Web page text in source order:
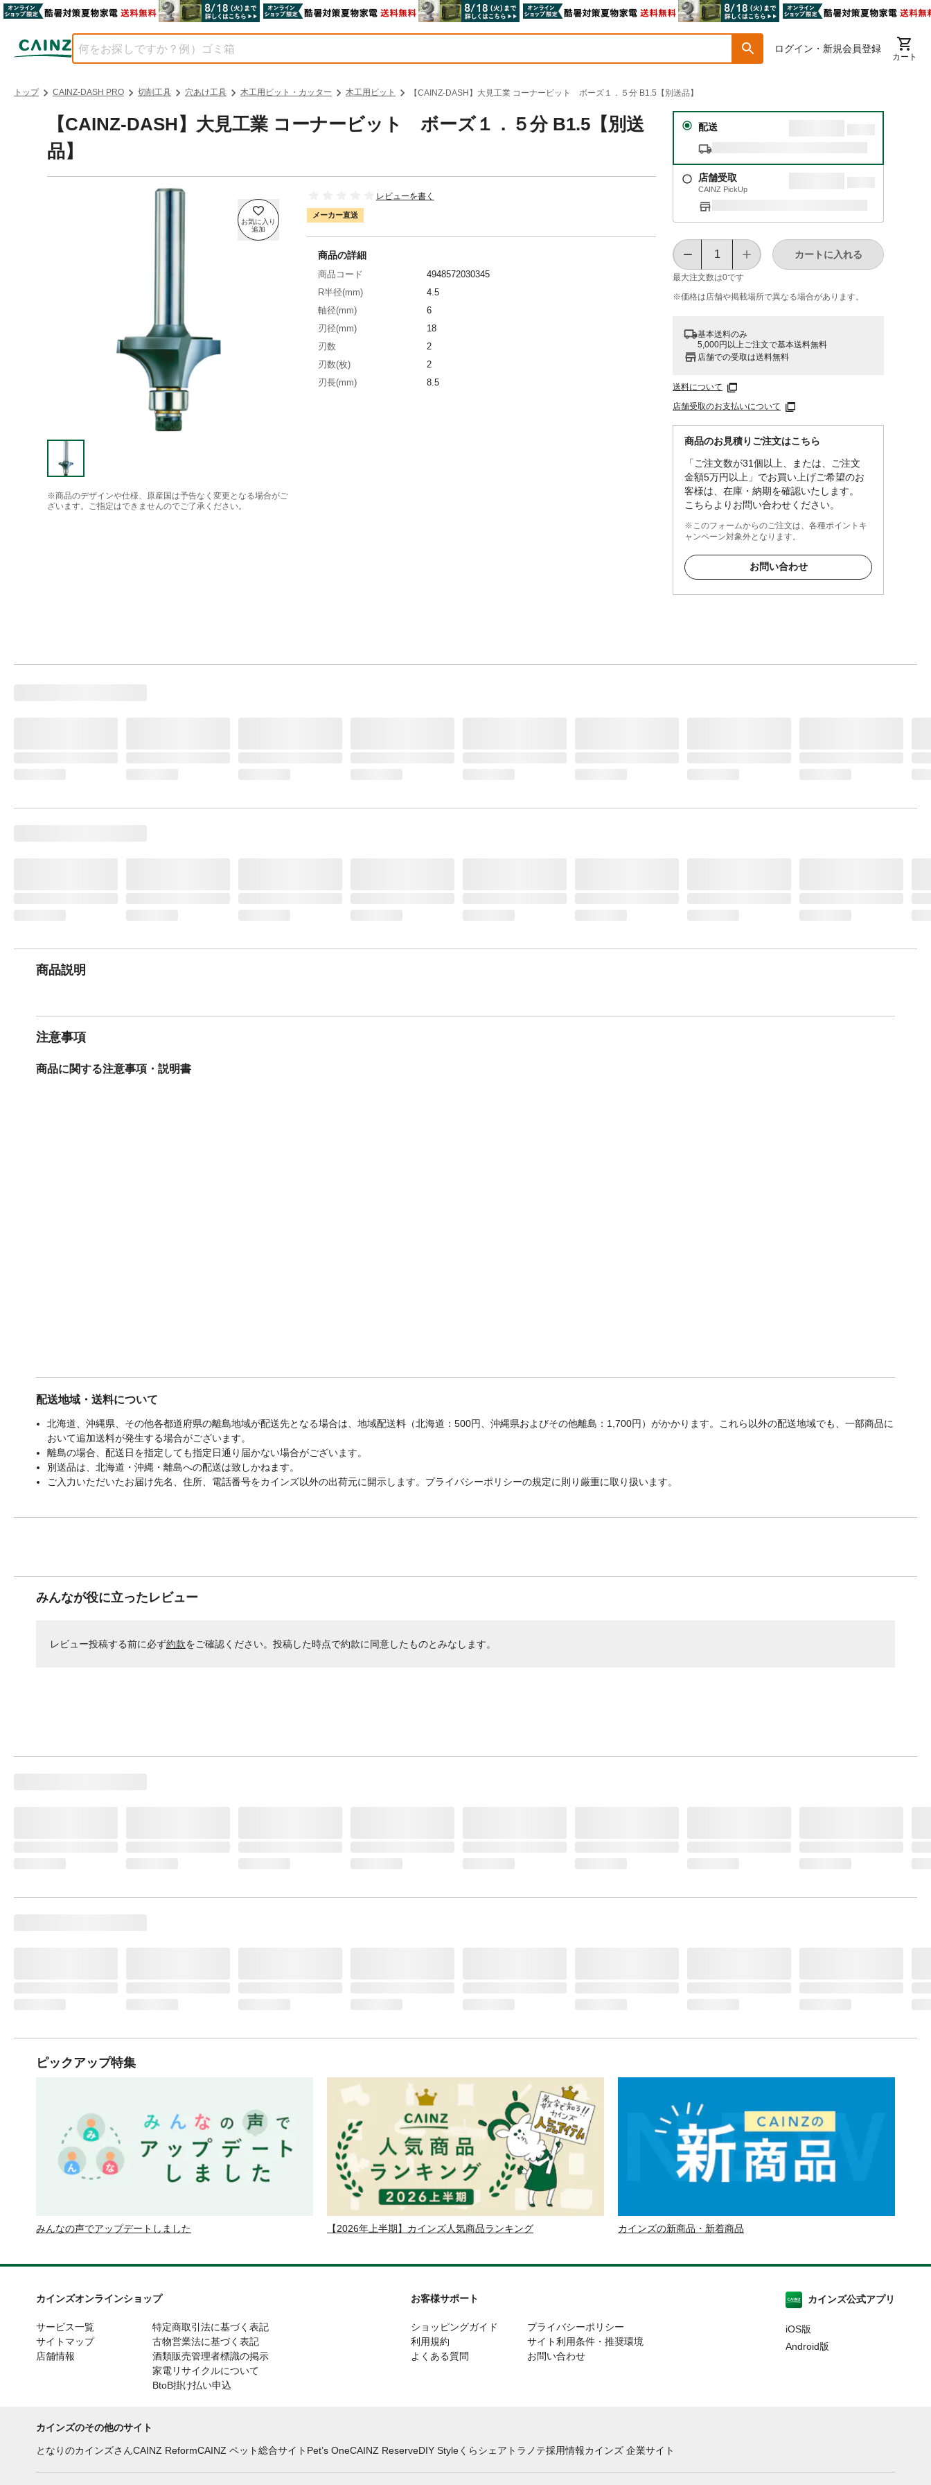
ログイン・新規会員登録
カート
トップ CAINZ-DASH PRO 切削工具 穴あけ工具 木工用ビット・カッター 木工用ビット 【CAINZ-DASH】大見工業 コーナービット ボーズ１．５分 B1.5【別送品】
【CAINZ-DASH】大見工業 コーナービット ボーズ１．５分 B1.5【別送
品】
※商品のデザインや仕様、原産国は予告なく変更となる場合がご
ざいます。ご指定はできませんのでご了承ください。
レビューを書く
メーカー直送
配送
店舗受取
CAINZ PickUp
最大注文数は0です
カートに入れる
※価格は​店舗や​掲載場所で​異なる​場合が​あります。
基本送料のみ
5,000円以上ご注文で基本送料無料
店舗での受取は送料無料
送料について
店舗受取のお支払いについて
商品のお見積りご注文はこちら
「ご注文数が31個以上、または、ご注文
金額5万円以上」でお買い上げご希望のお
客様は、在庫・納期を確認いたします。
こちらよりお問い合わせください。
※このフォームからのご注文は、各種ポイントキ
ャンペーン対象外となります。
お問い合わせ
商品の詳細
商品コード
4948572030345
R半径(mm)
4.5
軸径(mm)
6
刃径(mm)
18
刃数
2
刃数(枚)
2
刃長(mm)
8.5
商品説明
注意事項
商品に関する注意事項・説明書
配送地域・送料について
北海道、沖縄県、その他各都道府県の離島地域が配送先となる場合は、地域配送料（北海道：500円、沖縄県およびその他離島：1,700円）がかかります。これら以外の配送地域でも、一部商品に
おいて追加送料が発生する場合がございます。
離島の場合、配送日を指定しても指定日通り届かない場合がございます。
別送品は、北海道・沖縄・離島への配送は致しかねます。
ご入力いただいたお届け先名、住所、電話番号をカインズ以外の出荷元に開示します。プライバシーポリシーの規定に則り厳重に取り扱います。
みんなが役に立ったレビュー
レビュー投稿する前に必ず約款をご確認ください。投稿した時点で約款に同意したものとみなします。
ピックアップ特集
みんなの声でアップデートしました 【2026年上半期】カインズ人気商品ランキング カインズの新商品・新着商品
カインズオンラインショップ
サービス一覧
サイトマップ
店舗情報
特定商取引法に基づく表記
古物営業法に基づく表記
酒類販売管理者標識の掲示
家電リサイクルについて
BtoB掛け払い申込
お客様サポート
ショッピングガイド
利用規約
よくある質問
プライバシーポリシー
サイト利用条件・推奨環境
お問い合わせ
カインズ公式アプリ
iOS版
Android版
カインズのその他のサイト
となりのカインズさんCAINZ ReformCAINZ ペット総合サイト Pet’s OneCAINZ ReserveDIY Styleくらシェア トラノテ採用情報カインズ 企業サイト